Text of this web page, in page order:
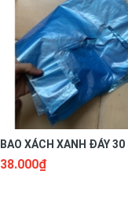
BAO XÁCH XANH ĐÁY 30
38.000₫